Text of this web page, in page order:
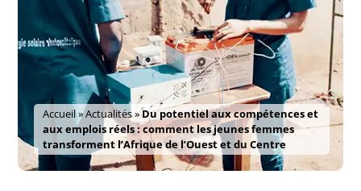
Accueil»Actualités»Du potentiel aux compétences et
aux emplois réels : comment les jeunes femmes
transforment l’Afrique de l’Ouest et du Centre